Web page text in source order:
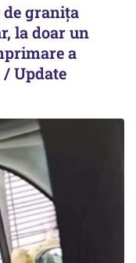
de granița
la doar un
a
Update